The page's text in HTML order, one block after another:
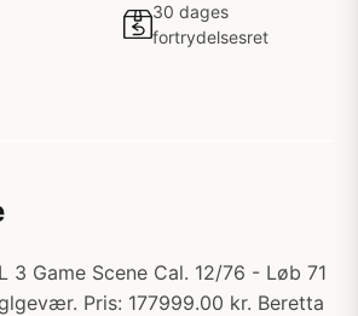
30 dages
fortrydelsesret
3 Game Scene Cal. 12/76 - Løb 71
Pris: 177999.00 kr. Beretta